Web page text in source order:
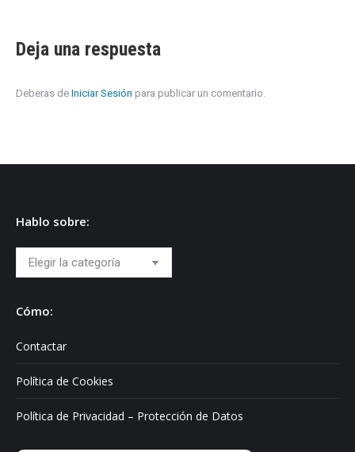
Deja una respuesta
Deberas de Iniciar Sesión para publicar un comentario.
Hablo sobre:
Hablo
sobre:
Cómo:
Contactar
Política de Cookies
Política de Privacidad – Protección de Datos